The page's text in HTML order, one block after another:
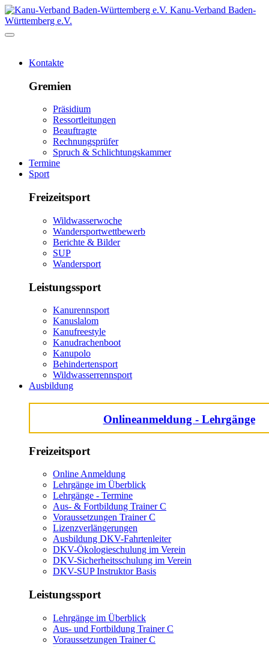
Kanu-Verband Baden-
Württemberg e.V.
Kontakte
Gremien
Präsidium
Ressortleitungen
Beauftragte
Rechnungsprüfer
Spruch & Schlichtungskammer
Termine
Sport
Freizeitsport
Wildwasserwoche
Wandersportwettbewerb
Berichte & Bilder
SUP
Wandersport
Leistungssport
Kanurennsport
Kanuslalom
Kanufreestyle
Kanudrachenboot
Kanupolo
Behindertensport
Wildwasserrennsport
Ausbildung
Onlineanmeldung - Lehrgänge
Freizeitsport
Online Anmeldung
Lehrgänge im Überblick
Lehrgänge - Termine
Aus- & Fortbildung Trainer C
Voraussetzungen Trainer C
Lizenzverlängerungen
Ausbildung DKV-Fahrtenleiter
DKV-Ökologieschulung im Verein
DKV-Sicherheitsschulung im Verein
DKV-SUP Instruktor Basis
Leistungssport
Lehrgänge im Überblick
Aus- und Fortbildung Trainer C
Voraussetzungen Trainer C